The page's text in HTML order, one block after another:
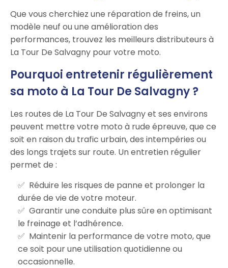
Que vous cherchiez une réparation de freins, un
modèle neuf ou une amélioration des
performances, trouvez les meilleurs distributeurs à
La Tour De Salvagny pour votre moto.
Pourquoi entretenir régulièrement
sa moto à La Tour De Salvagny ?
Les routes de La Tour De Salvagny et ses environs
peuvent mettre votre moto à rude épreuve, que ce
soit en raison du trafic urbain, des intempéries ou
des longs trajets sur route. Un entretien régulier
permet de :
Réduire les risques de panne et prolonger la
durée de vie de votre moteur.
Garantir une conduite plus sûre en optimisant
le freinage et l’adhérence.
Maintenir la performance de votre moto, que
ce soit pour une utilisation quotidienne ou
occasionnelle.